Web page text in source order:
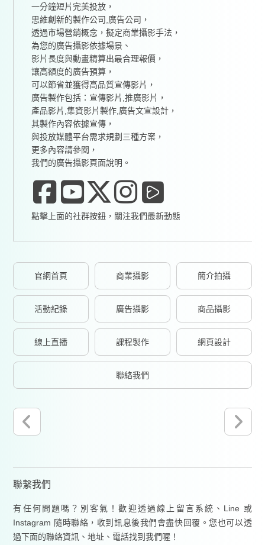
一分鐘短片完美投放，
思維創新的製作公司,廣告公司，
透過市場營銷概念，擬定商業攝影手法，
為您的廣告攝影依據場景、
影片長度與動畫精算出最合理報價，
讓高額度的廣告預算，
可以節省並獲得高品質宣傳影片，
廣告製作包括：宣傳影片,推廣影片，
產品影片,集資影片製作,廣告文宣設計，
其製作內容依據宣傳，
與投放媒體平台需求規劃三種方案，
更多內容請參閱，
我們的廣告攝影頁面說明。
點擊上面的社群按鈕，關注我們最新動態
官網首頁 商業攝影 簡介拍攝
活動紀錄 廣告攝影 商品攝影
線上直播 課程製作 網頁設計
聯絡我們
聯繫我們
有任何問題嗎？別客氣！歡迎透過線上留言系統、Line 或
Instagram 隨時聯絡，收到訊息後我們會盡快回覆。您也可以透
過下面的聯絡資訊、地址、電話找到我們喔！